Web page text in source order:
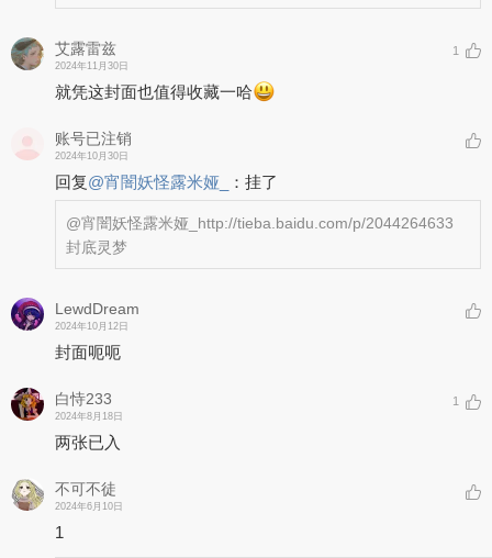
艾露雷兹
2024年11月30日
1
就凭这封面也值得收藏一哈
账号已注销
2024年10月30日
回复@宵闇妖怪露米娅_ ： 挂了
@宵闇妖怪露米娅_ http://tieba.baidu.com/p/2044264633
封底灵梦
LewdDream
2024年10月12日
封面呃呃
白恃233
2024年8月18日
1
两张已入
不可不徒
2024年6月10日
1